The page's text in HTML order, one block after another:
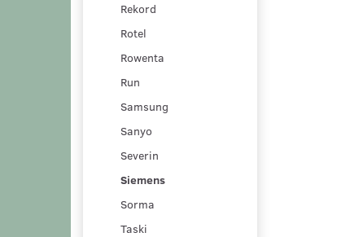
Rekord
Rotel
Rowenta
Run
Samsung
Sanyo
Severin
Siemens
Sorma
Taski